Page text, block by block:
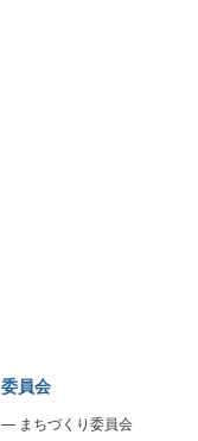
委員会
まちづくり委員会